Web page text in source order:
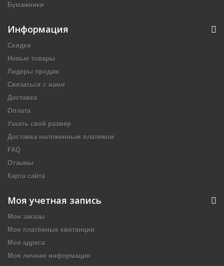
Бумажники
Информация
Скидки
Новые товары
Лидеры продаж
Связаться с нами
Доставка
Оплата
Узнать свой размер
Доставка наложенным платежом
FAQ
Отзывы
Карта сайта
Моя учетная запись
Мои заказы
Мои платёжные квитанции
Мои адреса
Моя личная информация